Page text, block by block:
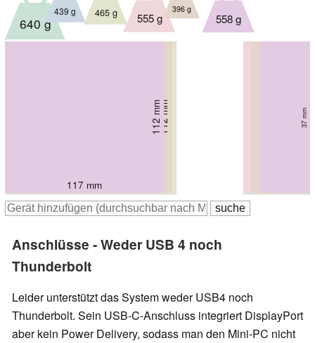
126 mm
113 mm 49 mm
640 g
126 mm
113 mm 42 mm
439 g
126 mm
113 mm 42 mm
465 g
117 mm
112 mm 49.2 mm
555 g
123 mm
112 mm 43.2 mm
396 g
117 mm
112 mm 37 mm
558 g
Anschlüsse - Weder USB 4 noch
Thunderbolt
Leider unterstützt das System weder USB4 noch
Thunderbolt. Sein USB-C-Anschluss integriert DisplayPort
aber kein Power Delivery, sodass man den Mini-PC nicht